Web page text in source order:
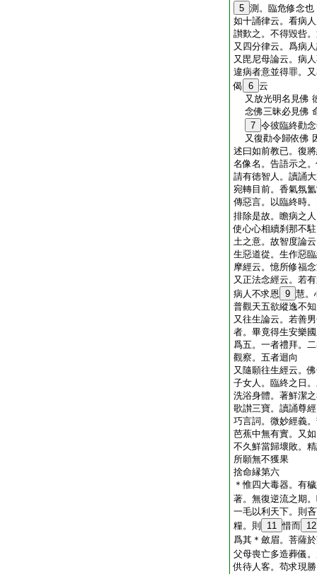
5 測。臨危修念也
如十誦律云。看病
讃歎之。不得毀呰
又四分律云。爲病
又毘尼母論云。病
違病者意並得罪。
偈 6 云
又放光明名見佛
念佛三昧必見佛
7 令彼臨終勸
又復勸令歸依佛
述曰如前教已。復
名像名。告語示之
請有徳智人。讀誦
宛轉目前。香氣氛
傳惡言。以臨終時
排除是故。瞻病之
使心心相續刹那不
土之意。故智度論
生惡道從。生作惡
摩經云。憶所修福
又正法念經云。若
病人不求恩 9 慧。
普觀天五欲縱逸不
又往生論云。若善
者。畢竟得生安樂
爲五。一者禮拜。
觀察。五者迴向
又隨願往生經云。
子女人。臨終之日
洗浴身體。著鮮潔
歌讃三寶。讀誦尊
巧言詞。微妙經義
芭蕉中無有實。又
不久鮮當歸壞敗。
所願無不獲果
捨命縁第六
＊惟四大毒器。有
著。無復逆流之期
一毛以利天下。則
糧。則
11 惜而 12
爲其＊斂眉。菩薩
父母喪亡多造葬儀
供待人客。苟求現